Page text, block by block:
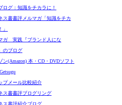
ログ：知識をチカラに！
ス書書評メルマガ「知識をチカ
」
ガ 実践『ブランド人にな
のブログ
ン(Amazon) 本・CD・DVDソフト
プメール比較紹介
ス書書評ブログリング
ス書評紹介ブログ